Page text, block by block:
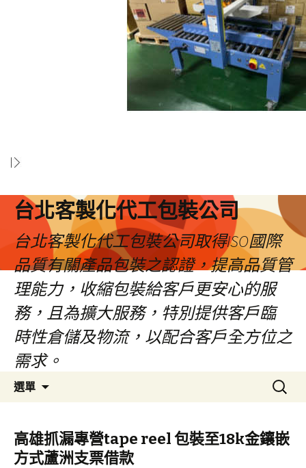
台北客製化代工包裝公司
台北客製化代工包裝公司取得ISO國際
品質有關產品包裝之認證，提高品質管
理能力，收縮包裝給客戶更安心的服
務，且為擴大服務，特別提供客戶臨
時性倉儲及物流，以配合客戶全方位之
需求。
選單
容
區
搜
尋
鍵
字:
高雄抓漏專營tape reel 包裝至18k金鑲嵌
方式蘆洲支票借款